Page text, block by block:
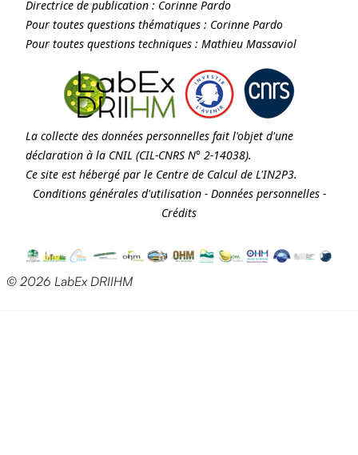
Directrice de publication : Corinne Pardo
Pour toutes questions thématiques : Corinne Pardo
Pour toutes questions techniques : Mathieu Massaviol
La collecte des données personnelles fait l'objet d'une
déclaration à la CNIL (CIL-CNRS N° 2-14038).
Ce site est hébergé par le Centre de Calcul de L'IN2P3.
Conditions générales d'utilisation- Données personnelles-
Crédits
© 2026 LabEx DRIIHM